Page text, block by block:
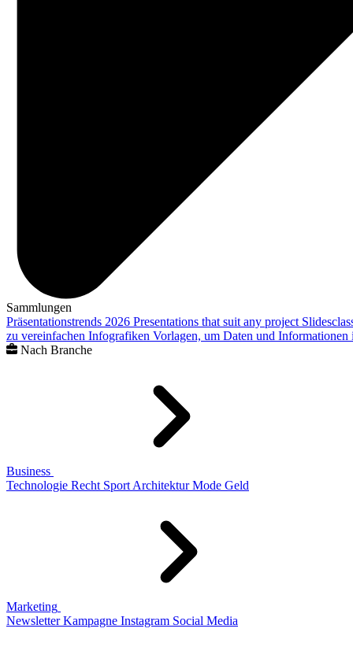
Sammlungen
Präsentationstrends 2026 Presentations that suit any project
zu vereinfachen Infografiken Vorlagen, um Daten und
Nach Branche
Business
Technologie Recht Sport Architektur Mode Geld
Marketing
Newsletter Kampagne Instagram Social Media